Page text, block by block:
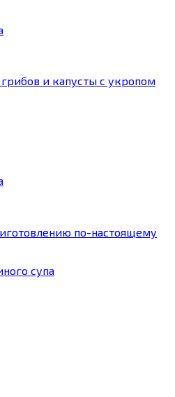
и капусты с укропом
по-настоящему
супа